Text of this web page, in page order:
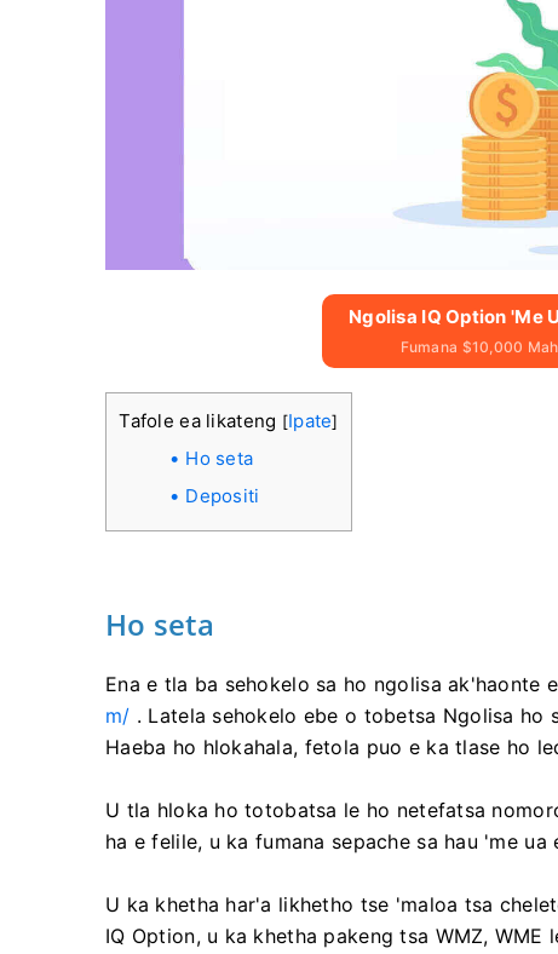
Ngolisa IQ Option 'me
Fumana $10,000
Tafole ea likateng [Ipate]
Ho seta
Depositi
Ho seta
Ena e tla ba sehokelo sa ho ngolisa ak'haonte
m/ . Latela sehokelo ebe o tobetsa Ngolisa ho
Haeba ho hlokahala, fetola puo e ka tlase ho
​​U tla hloka ho totobatsa le ho netefatsa
ha e felile, u ka fumana sepache sa hau 'me
U ka khetha har'a likhetho tse 'maloa tsa
IQ Option, u ka khetha pakeng tsa WMZ, WME